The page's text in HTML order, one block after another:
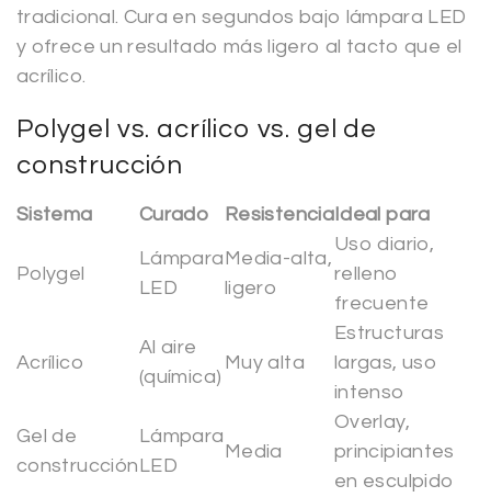
tradicional. Cura en segundos bajo lámpara LED
y ofrece un resultado más ligero al tacto que el
acrílico.
Polygel vs. acrílico vs. gel de
construcción
Sistema Curado ResistenciaIdeal para
Polygel
Lámpara
LED
Media-alta,
ligero
Uso diario,
relleno
frecuente
Acrílico
Al aire
(química)
Muy alta
Estructuras
largas, uso
intenso
Gel de
construcción
Lámpara
LED
Media
Overlay,
principiantes
en esculpido